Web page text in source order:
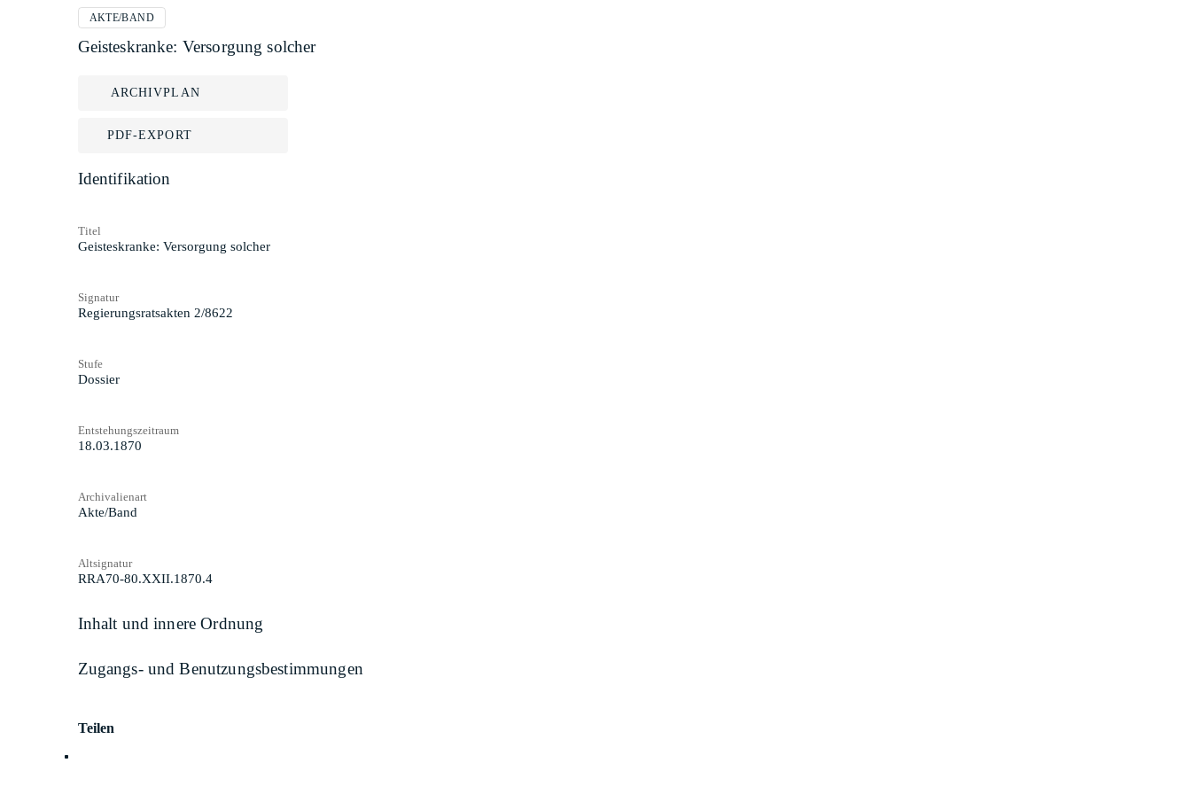
AKTE/BAND
Geisteskranke: Versorgung solcher
ARCHIVPLAN
PDF-EXPORT
Identifikation
Titel
Geisteskranke: Versorgung solcher
Signatur
Regierungsratsakten 2/8622
Stufe
Dossier
Entstehungszeitraum
18.03.1870
Archivalienart
Akte/Band
Altsignatur
RRA70-80.XXII.1870.4
Inhalt und innere Ordnung
Zugangs- und Benutzungsbestimmungen
Teilen